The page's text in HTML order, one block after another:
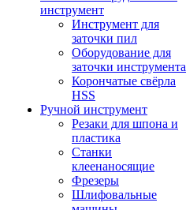
инструмент
Инструмент для
заточки пил
Оборудование для
заточки инструмента
Корончатые свёрла
HSS
Ручной инструмент
Резаки для шпона и
пластика
Станки
клеенаносящие
Фрезеры
Шлифовальные